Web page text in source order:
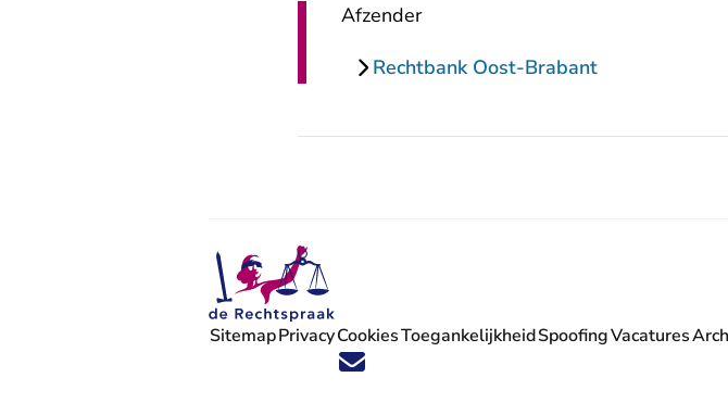
Afzender
Rechtbank Oost-Brabant
Volg ons op X (Twitter) - U verlaat Rechtspraak.nl
Volg ons op Facebook - U verlaat Rechtspraak.nl
Volg ons op Instagram - U verlaat Rechtspraak.nl
Volg ons op Youtube - U verlaat Rechtspraak.nl
Volg ons op LinkedIn - U verlaat Rechtspraak.nl
'Blijf op de hoogte' nieuwsbrief - U verlaat
SitemapPrivacyCookiesToegankelijkheidSpoofingVacatures
- U verlaat